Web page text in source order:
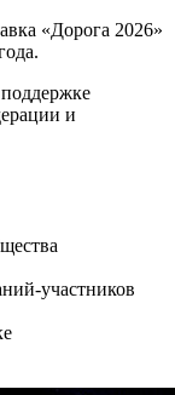
«Дорога 2026»
и
участников